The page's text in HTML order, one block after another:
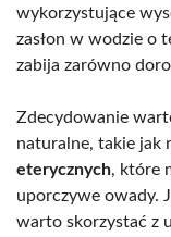
wykorzystujące
zasłon w wodzie o
zabija zarówno
Zdecydowanie
naturalne, takie jak
eterycznych, które
uporczywe owady.
warto skorzystać z